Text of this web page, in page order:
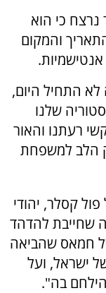
כי הוא
והמקום
לא התחיל היום,
אבל ההיסטוריה שלנו
רעתנו והאור
הלב למשפחת
קסלר, יהודי
שחייבת להדהד
חמאס שהביאה
רק של ישראל, ועל
בה".